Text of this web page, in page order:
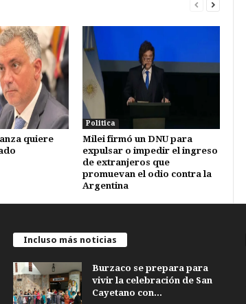
quiere
Politica
Milei firmó un DNU para
expulsar o impedir el ingreso
de extranjeros que
promuevan el odio contra la
Argentina
Incluso más noticias
Burzaco se prepara para
vivir la celebración de San
Cayetano con...